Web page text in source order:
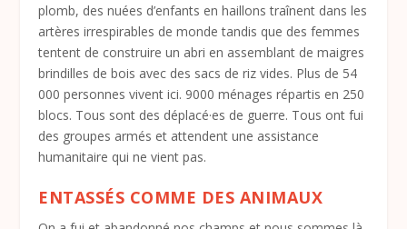
plomb, des nuées d’enfants en haillons traînent dans les
artères irrespirables de monde tandis que des femmes
tentent de construire un abri en assemblant de maigres
brindilles de bois avec des sacs de riz vides. Plus de 54
000 personnes vivent ici. 9000 ménages répartis en 250
blocs. Tous sont des déplacé·es de guerre. Tous ont fui
des groupes armés et attendent une assistance
humanitaire qui ne vient pas.
ENTASSÉS COMME DES ANIMAUX